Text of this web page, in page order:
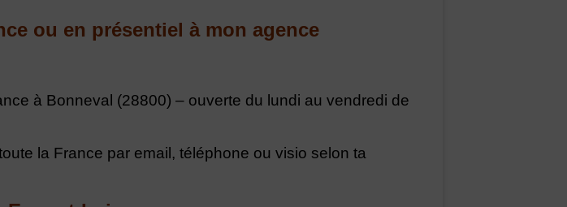
ou en présentiel à mon agence
à Bonneval (28800) – ouverte du lundi au vendredi de
la France par email, téléphone ou visio selon ta